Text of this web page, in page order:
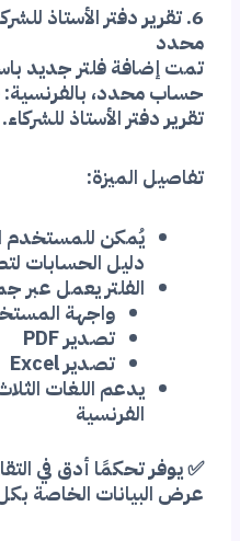
6. تقرير دفتر الأستاذ
محدد
تمت إضافة فلتر جديد
تقرير دفتر الأستاذ للشركاء.
تفاصيل الميزة:
يُمكن للمستخدم
دليل الحسابات
الفلتر يعمل عبر
واجهة
تصدير PDF
تصدير Excel
يدعم اللغات
الفرنسية
✅ يوفر تحكمًا أدق في
عرض البيانات الخاصة